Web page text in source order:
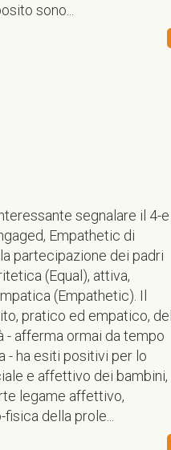
sono...
segnalare il 4-e
Empathetic di
partecipazione dei padri
(Equal), attiva,
(Empathetic). Il
pratico ed empatico, del
- afferma ormai da tempo
- ha esiti positivi per lo
e affettivo dei bambini,
legame affettivo,
della prole...